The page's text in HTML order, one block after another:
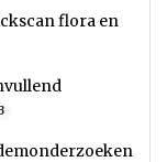
flora en